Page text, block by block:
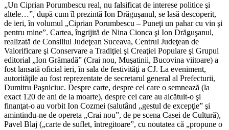
„Un Ciprian Porumbescu real, nu falsificat de interese politice şi
altele…”, după cum îl prezintă Ion Drăguşanul, se lasă descoperit,
de ieri, în volumul „Ciprian Porumbescu – Puneţi un pahar cu vin şi
pentru mine”. Cartea, îngrijită de Nina Cionca şi Ion Drăguşanul,
realizată de Consiliul Judeţean Suceava, Centrul Judeţean de
Valorificare şi Conservare a Tradiţiei şi Creaţiei Populare şi Grupul
editorial „Ion Grămadă” (Crai nou, Muşatinii, Bucovina viitoare) a
fost lansată oficial ieri, în sala de festivităţi a CJ. La eveniment,
autorităţile au fost reprezentate de secretarul general al Prefecturii,
Dumitru Paşniciuc. Despre carte, despre cel care o semnează (la
exact 120 de ani de la moarte), despre cei care au alcătuit-o şi
finanţat-o au vorbit Ion Cozmei (salutând „gestul de excepţie” şi
amintindu-ne de opereta „Crai nou”, de pe scena Casei de Cultură),
Pavel Blaj („carte de suflet, întregitoare”, cu noutatea că „propune o